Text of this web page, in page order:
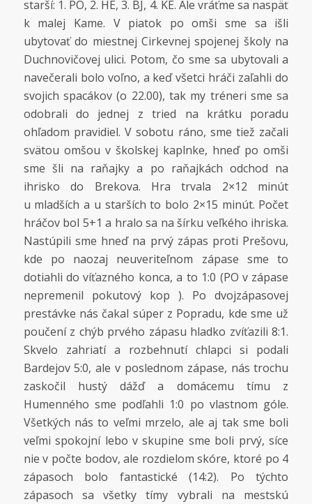
starší: 1. PO, 2. HE, 3. BJ, 4. KE. Ale vráťme sa naspäť
k malej Kame. V piatok po omši sme sa išli
ubytovať do miestnej Cirkevnej spojenej školy na
Duchnovičovej ulici. Potom, čo sme sa ubytovali a
navečerali bolo voľno, a keď všetci hráči zaľahli do
svojich spacákov (o 22.00), tak my tréneri sme sa
odobrali do jednej z tried na krátku poradu
ohľadom pravidiel. V sobotu ráno, sme tiež začali
svätou omšou v školskej kaplnke, hneď po omši
sme šli na raňajky a po raňajkách odchod na
ihrisko do Brekova. Hra trvala 2×12 minút
u mladších a u starších to bolo 2×15 minút. Počet
hráčov bol 5+1 a hralo sa na šírku veľkého ihriska.
Nastúpili sme hneď na prvý zápas proti Prešovu,
kde po naozaj neuveriteľnom zápase sme to
dotiahli do víťazného konca, a to 1:0 (PO v zápase
nepremenil pokutový kop ). Po dvojzápasovej
prestávke nás čakal súper z Popradu, kde sme už
poučení z chýb prvého zápasu hladko zvíťazili 8:1.
Skvelo zahriatí a rozbehnutí chlapci si podali
Bardejov 5:0, ale v poslednom zápase, nás trochu
zaskočil hustý dážď a domácemu tímu z
Humenného sme podľahli 1:0 po vlastnom góle.
Všetkých nás to veľmi mrzelo, ale aj tak sme boli
veľmi spokojní lebo v skupine sme boli prvý, síce
nie v počte bodov, ale rozdielom skóre, ktoré po 4
zápasoch bolo fantastické (14:2). Po týchto
zápasoch sa všetky tímy vybrali na mestskú